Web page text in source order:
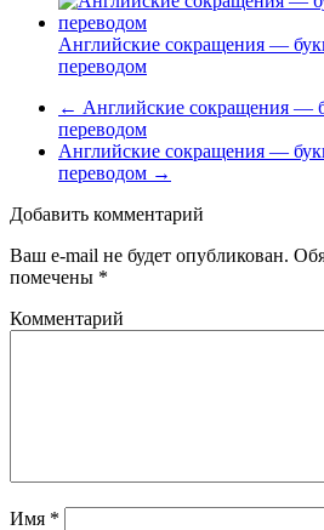
Английские сокращения —
переводом
← Английские сокращения —
переводом
Английские сокращения —
переводом →
Добавить комментарий
Ваш e-mail не будет опубликован.
помечены *
Комментарий
Имя *